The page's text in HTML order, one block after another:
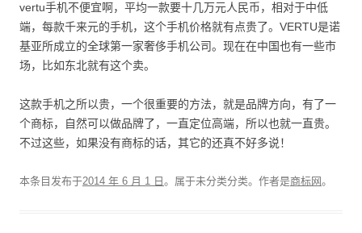
vertu手机不便宜啊，平均一款要十几万元人民币，相对于中低
端，每款千来元的手机，这个手机价格就有点贵了。VERTU是诺
基亚所成立的全球第一家奢侈手机公司。现在在中国也有一些市
场，比如东北就有这个卖。
这款手机之所以贵，一个很重要的方法，就是品牌方向，有了一
个商标，自然可以做品牌了，一直定位高端，所以也就一直贵。
不过这些，如果没有商标的话，其它的还真不好多说！
本条目发布于2014 年 6 月 1 日 。属于未分类分类。 作者是商标网。